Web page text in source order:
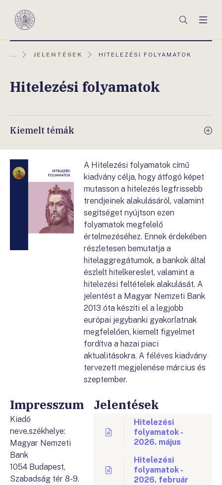
Magyar
Keresés
... JELENTÉSEK
AKTUÁLIS
HITELEZÉSI FOLYAMATOK
Hitelezési folyamatok
Kiemelt témák
A Hitelezési folyamatok című
kiadvány célja, hogy átfogó képet
mutasson a hitelezés legfrissebb
trendjeinek alakulásáról, valamint
segítséget nyújtson ezen
folyamatok megfelelő
értelmezéséhez. Ennek érdekében
részletesen bemutatja a
hitelaggregátumok, a bankok által
észlelt hitelkereslet, valamint a
hitelezési feltételek alakulását. A
jelentést a Magyar Nemzeti Bank
2013 óta készíti el a legjobb
európai jegybanki gyakorlatnak
megfelelően, kiemelt figyelmet
fordítva a hazai piaci
aktualitásokra. A féléves kiadvány
tervezett megjelenése március és
szeptember.
Impresszum
Kiadó
neve,székhelye:
Magyar Nemzeti
Bank
1054 Budapest,
Szabadság tér 8-9.
Jelentések
Hitelezési
folyamatok -
2026. május
Hitelezési
folyamatok -
2026. február